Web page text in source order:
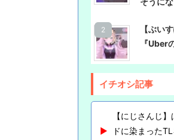
【ぶい
『Uber
イチオシ記事
【にじさんじ
ドに染まった